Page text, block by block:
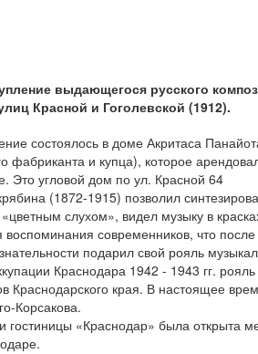
выдающегося русского
Красной и Гоголевской (1912).
состоялось в доме Акритаса
фабриканта и купца), которое
Это угловой дом по ул. Красной 64
(1872-1915) позволил
слухом», видел музыку в
современников, что
подарил свой рояль
Краснодара 1942 - 1943 гг.
края. В настоящее
Корсакова.
гостиницы «Краснодар» была открыта